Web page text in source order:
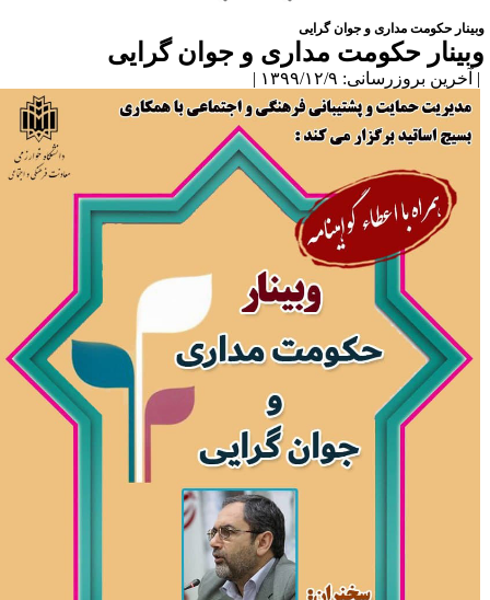
حکومت مداری و جوان گرایی
حکومت مداری و جوان گرایی
بروزرسانی: ۱۳۹۹/۱۲/۹ |